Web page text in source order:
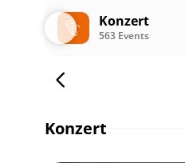
Konzert
563 Events
Konzert